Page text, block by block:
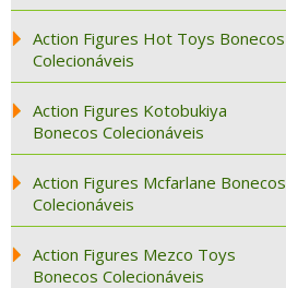
Action Figures Hot Toys Bonecos
Colecionáveis
Action Figures Kotobukiya
Bonecos Colecionáveis
Action Figures Mcfarlane Bonecos
Colecionáveis
Action Figures Mezco Toys
Bonecos Colecionáveis